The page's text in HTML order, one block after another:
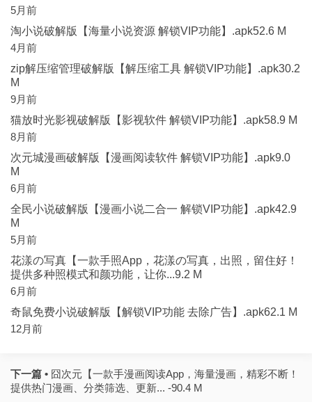
5月前
淘小说破解版【海量小说资源 解锁VIP功能】.apk52.6 M
4月前
zip解压缩管理破解版【解压缩工具 解锁VIP功能】.apk30.2
M
9月前
猫放时光影视破解版【影视软件 解锁VIP功能】.apk58.9 M
8月前
次元城漫画破解版【漫画阅读软件 解锁VIP功能】.apk9.0
M
6月前
全民小说破解版【漫画小说二合一 解锁VIP功能】.apk42.9
M
5月前
花漾の写真【一款手照App，花漾の写真，出照，留住好！
提供多种照模式和颜功能，让你...9.2 M
6月前
奇鼠免费小说破解版【解锁VIP功能 去除广告】.apk62.1 M
12月前
下一篇 • 囧次元【一款手漫画阅读App，海量漫画，精彩不断！
提供热门漫画、分类筛选、更新... -90.4 M